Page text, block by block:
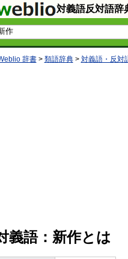
対義語反対語辞
辞書> 類語辞典> 対義語・反対
義語：新作とは